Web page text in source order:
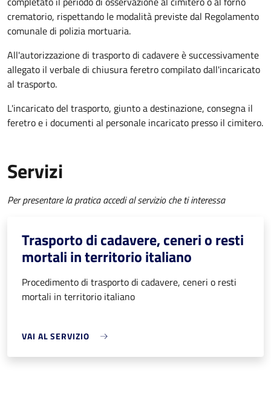
crematorio, rispettando le modalità previste dal Regolamento
comunale di polizia mortuaria.
All'autorizzazione di trasporto di cadavere è successivamente
allegato il verbale di chiusura feretro compilato dall'incaricato
al trasporto.
L'incaricato del trasporto, giunto a destinazione, consegna il
feretro e i documenti al personale incaricato presso il cimitero.
Servizi
Per presentare la pratica accedi al servizio che ti interessa
Trasporto di cadavere, ceneri o resti
mortali in territorio italiano
Procedimento di trasporto di cadavere, ceneri o resti
mortali in territorio italiano
VAI AL SERVIZIO